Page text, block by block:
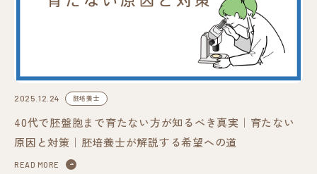
2025.12.24 胚培養士
40代で胚盤胞まで育たない方が知るべき真実｜育たない
原因と対策｜胚培養士が解説する希望への道
READ MORE